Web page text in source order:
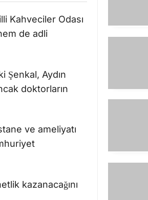
Kahveciler Odası
de adli
Şenkal, Aydın
doktorların
ve ameliyatı
kazanacağını